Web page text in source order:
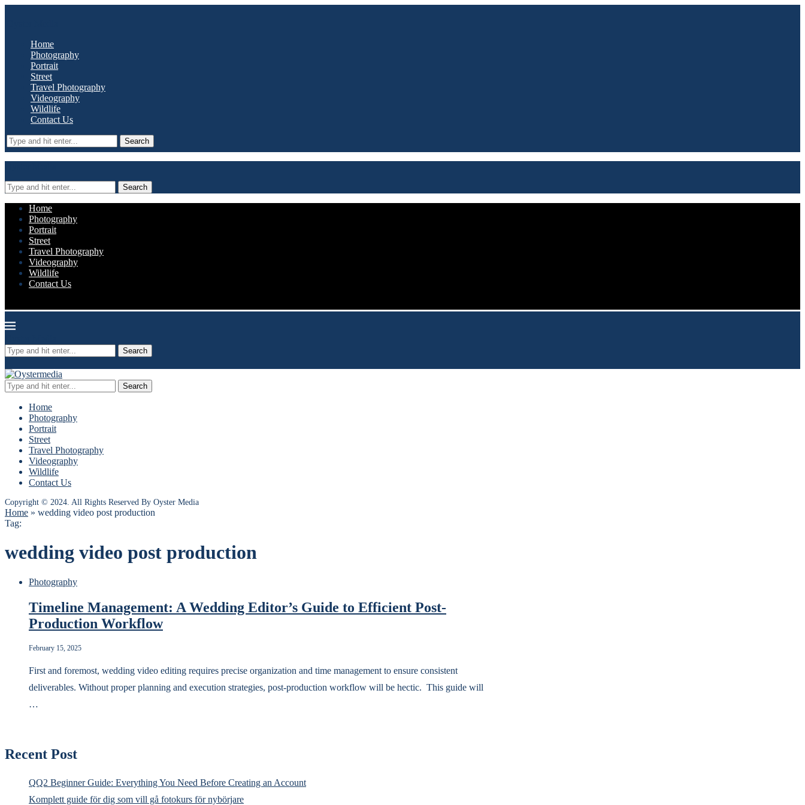
Home
Photography
Portrait
Street
Travel Photography
Videography
Wildlife
Contact Us
Search
Search
Home
Photography
Portrait
Street
Travel Photography
Videography
Wildlife
Contact Us
Search
Search
Home
Photography
Portrait
Street
Travel Photography
Videography
Wildlife
Contact Us
Copyright © 2024. All Rights Reserved By Oyster Media
Home » wedding video post production
Tag:
wedding video post production
Photography
Timeline Management: A Wedding Editor’s Guide to Efficient Post-
Production Workflow
February 15, 2025
First and foremost, wedding video editing requires precise organization and time management to ensure consistent
deliverables. Without proper planning and execution strategies, post-production workflow will be hectic. This guide will
…
Recent Post
QQ2 Beginner Guide: Everything You Need Before Creating an Account
Komplett guide för dig som vill gå fotokurs för nybörjare